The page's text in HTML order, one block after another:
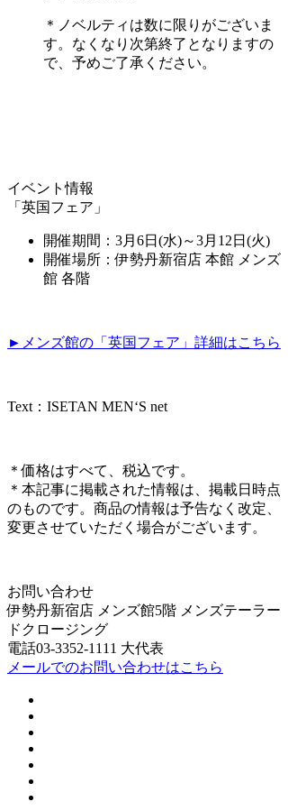
＊ノベルティは数に限りがございま
す。なくなり次第終了となりますの
で、予めご了承ください。
イベント情報
「英国フェア」
開催期間：3月6日(水)～3月12日(火)
開催場所：伊勢丹新宿店 本館 メンズ
館 各階
►メンズ館の「英国フェア」詳細はこちら
Text：ISETAN MEN‘S net
＊価格はすべて、税込です。
＊本記事に掲載された情報は、掲載日時点
のものです。商品の情報は予告なく改定、
変更させていただく場合がございます。
お問い合わせ
伊勢丹新宿店 メンズ館5階 メンズテーラー
ドクロージング
電話03-3352-1111 大代表
メールでのお問い合わせはこちら